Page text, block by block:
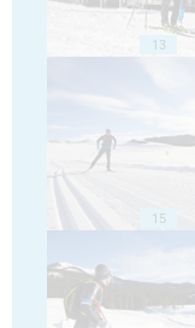
13
15